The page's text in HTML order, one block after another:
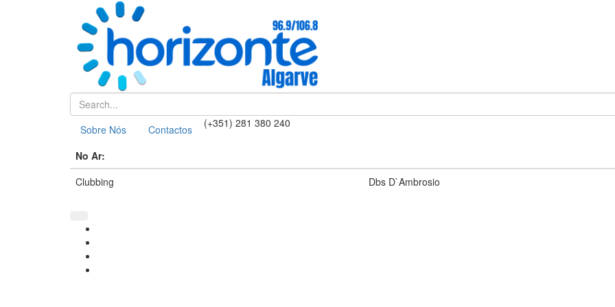
Sobre Nós Contactos (+351) 281 380 240
No Ar:
Clubbing
Dbs D`Ambrosio